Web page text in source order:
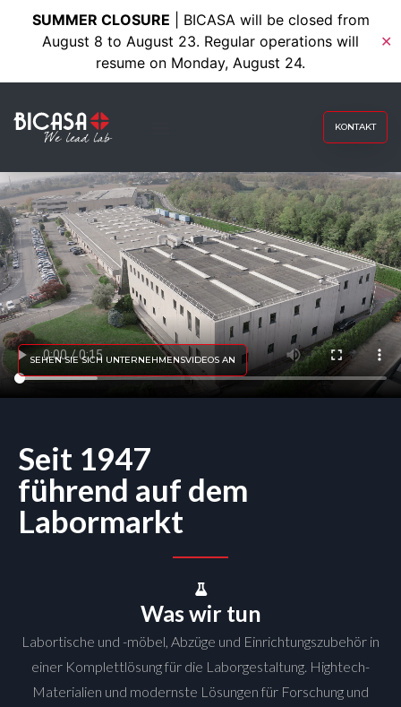
SUMMER CLOSURE | BICASA will be closed from
August 8 to August 23. Regular operations will
resume on Monday, August 24.
✕
KONTAKT
SEHEN SIE SICH UNTERNEHMENSVIDEOS AN
Seit 1947
führend auf dem
Labormarkt
Was wir tun
Labortische und -möbel, Abzüge und Einrichtungszubehör in
einer Komplettlösung für die Laborgestaltung. Hightech-
Materialien und modernste Lösungen für Forschung und